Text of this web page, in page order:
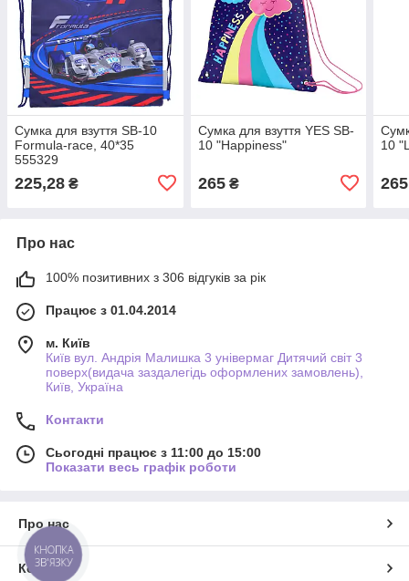
Сумка для взуття SB-10
Formula-race, 40*35
555329
225,28 ₴
Сумка для взуття YES SB-
10 "Happiness"
265₴
10
265
Про нас
100% позитивних з 306 відгуків за рік
Працює з 01.04.2014
м. Київ
Київ вул. Андрія Малишка 3 універмаг Дитячий світ 3
поверх(видача заздалегідь оформлених замовлень),
Київ, Україна
Контакти
Сьогодні працює з 11:00 до 15:00
Показати весь графік роботи
Про нас
Контакти
КНОПКА
ЗВ'ЯЗКУ